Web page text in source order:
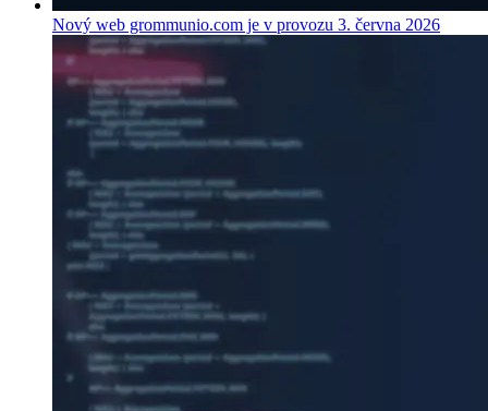
Nový web grommunio.com je v provozu 3. června 2026